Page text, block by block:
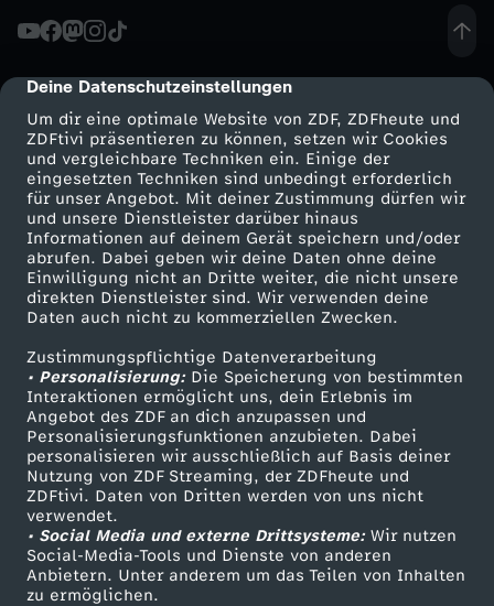
cmp-dialog-description
Deine Datenschutzeinstellungen
Um dir eine optimale Website von ZDF, ZDFheute und
ZDFtivi präsentieren zu können, setzen wir Cookies
und vergleichbare Techniken ein. Einige der
eingesetzten Techniken sind unbedingt erforderlich
für unser Angebot. Mit deiner Zustimmung dürfen wir
und unsere Dienstleister darüber hinaus
Informationen auf deinem Gerät speichern und/oder
abrufen. Dabei geben wir deine Daten ohne deine
Einwilligung nicht an Dritte weiter, die nicht unsere
direkten Dienstleister sind. Wir verwenden deine
Daten auch nicht zu kommerziellen Zwecken.
Zustimmungspflichtige Datenverarbeitung
• Personalisierung:Die Speicherung von bestimmten
Interaktionen ermöglicht uns, dein Erlebnis im
Angebot des ZDF an dich anzupassen und
Personalisierungsfunktionen anzubieten. Dabei
personalisieren wir ausschließlich auf Basis deiner
Nutzung von ZDF Streaming, der ZDFheute und
ZDFtivi. Daten von Dritten werden von uns nicht
verwendet.
• Social Media und externe Drittsysteme:Wir nutzen
Social-Media-Tools und Dienste von anderen
Anbietern. Unter anderem um das Teilen von Inhalten
zu ermöglichen.
Mehr ZDF
ZDF-Apps
Smart TV
ZDFtext
Livestreams
Sendungen A-Z
TV-Programm
Service
ZDFmitreden
Kontakt zum ZDF
Tickets
Zuschauerservice
Hilfe
ZDF Unternehmen
Karriere